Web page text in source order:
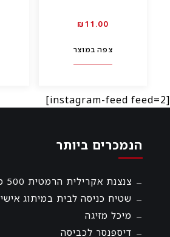
00.₪11
צפה במוצר
[instagram-feed feed=2]
הנמכרים ביותר
צנצנת אקרילית הרמטית 500 מ"ל
שטיח כניסה לבית במיתוג אישי
מיכל מזיגה
דיספנסר לכביסה